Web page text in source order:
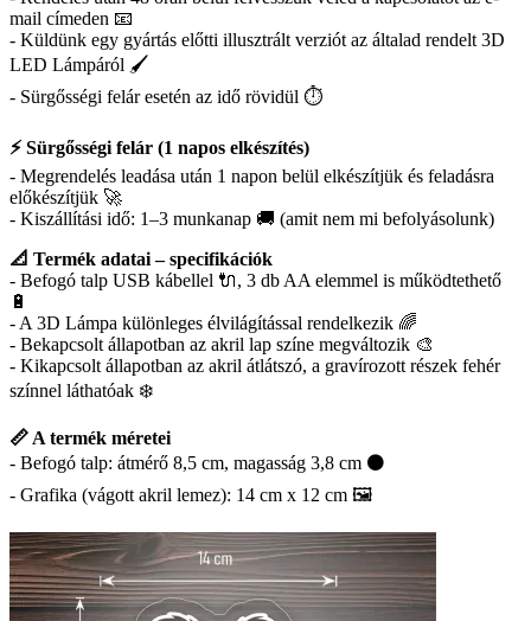
mail címeden 📧
- Küldünk egy gyártás előtti illusztrált verziót az általad rendelt 3D
LED Lámpáról 🖌️
- Sürgősségi felár esetén az idő rövidül ⏱️
⚡ Sürgősségi felár (1 napos elkészítés)
- Megrendelés leadása után 1 napon belül elkészítjük és feladásra
előkészítjük 🚀
- Kiszállítási idő: 1–3 munkanap 🚚 (amit nem mi befolyásolunk)
📐 Termék adatai – specifikációk
- Befogó talp USB kábellel 🔌, 3 db AA elemmel is működtethető
🔋
- A 3D Lámpa különleges élvilágítással rendelkezik 🌈
- Bekapcsolt állapotban az akril lap színe megváltozik 🎨
- Kikapcsolt állapotban az akril átlátszó, a gravírozott részek fehér
színnel láthatóak ❄️
📏 A termék méretei
- Befogó talp: átmérő 8,5 cm, magasság 3,8 cm ⚫
- Grafika (vágott akril lemez): 14 cm x 12 cm 🖼️